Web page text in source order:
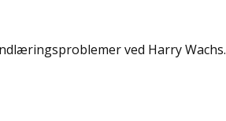
ved Harry Wachs.